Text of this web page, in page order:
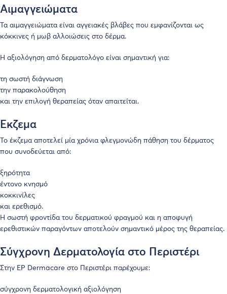
Αιμαγγειώματα
Τα αιμαγγειώματα είναι αγγειακές βλάβες που εμφανίζονται ως
κόκκινες ή μωβ αλλοιώσεις στο δέρμα.
Η αξιολόγηση από δερματολόγο είναι σημαντική για:
τη σωστή διάγνωση
την παρακολούθηση
και την επιλογή θεραπείας όταν απαιτείται.
Έκζεμα
Το έκζεμα αποτελεί μία χρόνια φλεγμονώδη πάθηση του δέρματος
που συνοδεύεται από:
ξηρότητα
έντονο κνησμό
κοκκινίλες
και ερεθισμό.
Η σωστή φροντίδα του δερματικού φραγμού και η αποφυγή
ερεθιστικών παραγόντων αποτελούν σημαντικό μέρος της θεραπείας.
Σύγχρονη Δερματολογία στο Περιστέρι
Στην EP Dermacare στο Περιστέρι παρέχουμε:
σύγχρονη δερματολογική αξιολόγηση